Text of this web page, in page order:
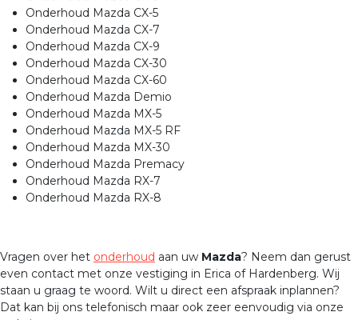
Onderhoud Mazda CX-5
Onderhoud Mazda CX-7
Onderhoud Mazda CX-9
Onderhoud Mazda CX-30
Onderhoud Mazda CX-60
Onderhoud Mazda Demio
Onderhoud Mazda MX-5
Onderhoud Mazda MX-5 RF
Onderhoud Mazda MX-30
Onderhoud Mazda Premacy
Onderhoud Mazda RX-7
Onderhoud Mazda RX-8
Vragen over het onderhoud aan uw Mazda? Neem dan gerust
even contact met onze vestiging in Erica of Hardenberg. Wij
staan u graag te woord. Wilt u direct een afspraak inplannen?
Dat kan bij ons telefonisch maar ook zeer eenvoudig via onze